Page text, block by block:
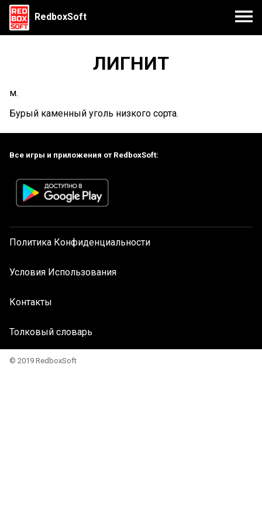
RedboxSoft
ЛИГНИТ
м.
Бурый каменный уголь низкого сорта.
Все игры и приложения от RedboxSoft:
Политика Конфиденциальности
Условия Использования
Контакты
Толковый словарь
© 2019 RedboxSoft